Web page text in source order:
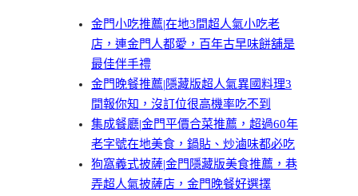
金門小吃推薦|在地3間超人氣小吃老
店，連金門人都愛，百年古早味餅舖是
最佳伴手禮
金門晚餐推薦|隱藏版超人氣異國料理3
間報你知，沒訂位很高機率吃不到
集成餐廳|金門平價合菜推薦，超過60年
老字號在地美食，鍋貼、炒滷味都必吃
狗窩義式披薩|金門隱藏版美食推薦，巷
弄超人氣披薩店，金門晚餐好選擇